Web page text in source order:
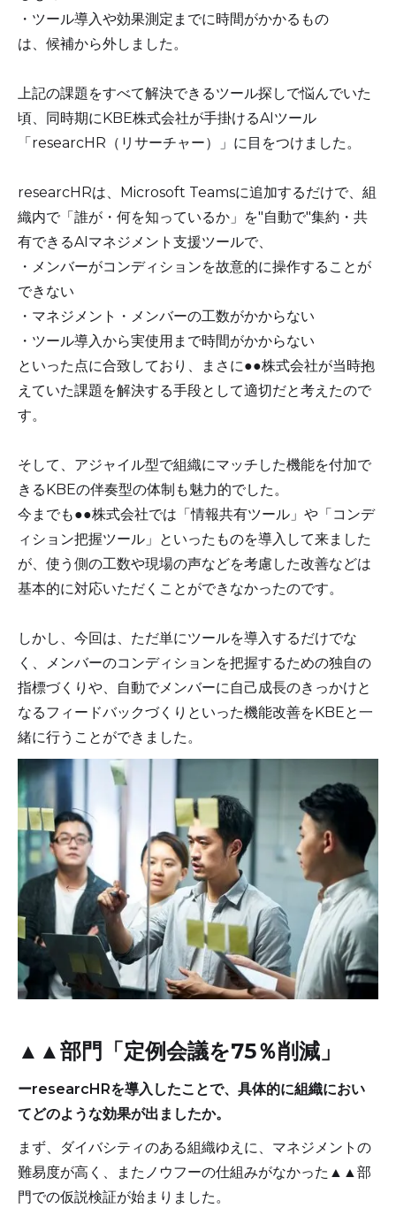
・ツール導入や効果測定までに時間がかかるもの
は、候補から外しました。
上記の課題をすべて解決できるツール探しで悩んでいた
頃、同時期にKBE株式会社が手掛けるAIツール
「researcHR（リサーチャー）」に目をつけました。
researcHRは、Microsoft Teamsに追加するだけで、組
織内で「誰が・何を知っているか」を"自動で"集約・共
有できるAIマネジメント支援ツールで、
・メンバーがコンディションを故意的に操作することが
できない
・マネジメント・メンバーの工数がかからない
・ツール導入から実使用まで時間がかからない
といった点に合致しており、まさに●●株式会社が当時抱
えていた課題を解決する手段として適切だと考えたので
す。
そして、アジャイル型で組織にマッチした機能を付加で
きるKBEの伴奏型の体制も魅力的でした。
今までも●●株式会社では「情報共有ツール」や「コンデ
ィション把握ツール」といったものを導入して来ました
が、使う側の工数や現場の声などを考慮した改善などは
基本的に対応いただくことができなかったのです。
しかし、今回は、ただ単にツールを導入するだけでな
く、メンバーのコンディションを把握するための独自の
指標づくりや、自動でメンバーに自己成長のきっかけと
なるフィードバックづくりといった機能改善をKBEと一
緒に行うことができました。
▲▲部門「定例会議を75％削減」
ーresearcHRを導入したことで、具体的に組織におい
てどのような効果が出ましたか。
まず、ダイバシティのある組織ゆえに、マネジメントの
難易度が高く、またノウフーの仕組みがなかった▲▲部
門での仮説検証が始まりました。